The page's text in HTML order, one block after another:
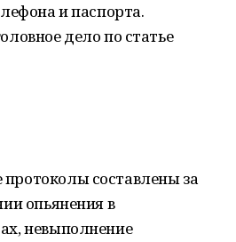
и паспорта.
дело по статье
составлены за
опьянения в
невыполнение